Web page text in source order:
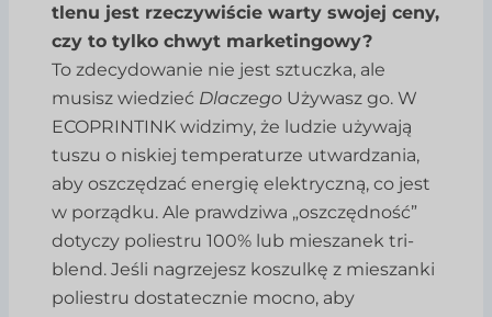
tlenu jest rzeczywiście warty swojej ceny,
czy to tylko chwyt marketingowy?
To zdecydowanie nie jest sztuczka, ale
musisz wiedzieć Dlaczego Używasz go. W
ECOPRINTINK widzimy, że ludzie używają
tuszu o niskiej temperaturze utwardzania,
aby oszczędzać energię elektryczną, co jest
w porządku. Ale prawdziwa „oszczędność”
dotyczy poliestru 100% lub mieszanek tri-
blend. Jeśli nagrzejesz koszulkę z mieszanki
poliestru dostatecznie mocno, aby